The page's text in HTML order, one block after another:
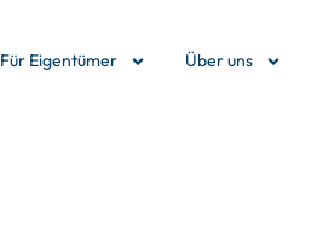
Für Eigentümer Über uns